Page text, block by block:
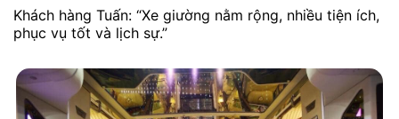
Khách hàng Tuấn: “Xe giường nằm rộng, nhiều tiện ích,
phục vụ tốt và lịch sự.”